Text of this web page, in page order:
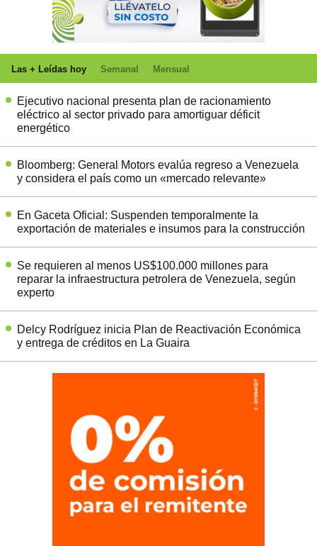
Las + Leídas hoy Semanal Mensual
Ejecutivo nacional presenta plan de racionamiento
eléctrico al sector privado para amortiguar déficit
energético
Bloomberg: General Motors evalúa regreso a Venezuela
y considera el país como un «mercado relevante»
En Gaceta Oficial: Suspenden temporalmente la
exportación de materiales e insumos para la construcción
Se requieren al menos US$100.000 millones para
reparar la infraestructura petrolera de Venezuela, según
experto
Delcy Rodríguez inicia Plan de Reactivación Económica
y entrega de créditos en La Guaira